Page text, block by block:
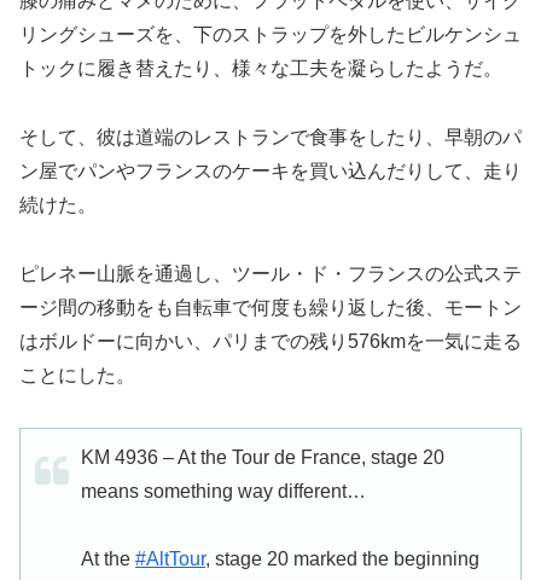
リングシューズを、下のストラップを外したビルケンシュ
トックに履き替えたり、様々な工夫を凝らしたようだ。
そして、彼は道端のレストランで食事をしたり、早朝のパ
ン屋でパンやフランスのケーキを買い込んだりして、走り
続けた。
ピレネー山脈を通過し、ツール・ド・フランスの公式ステ
ージ間の移動をも自転車で何度も繰り返した後、モートン
はボルドーに向かい、パリまでの残り576kmを一気に走る
ことにした。
KM 4936 – At the Tour de France, stage 20
means something way different…
At the #AltTour, stage 20 marked the beginning